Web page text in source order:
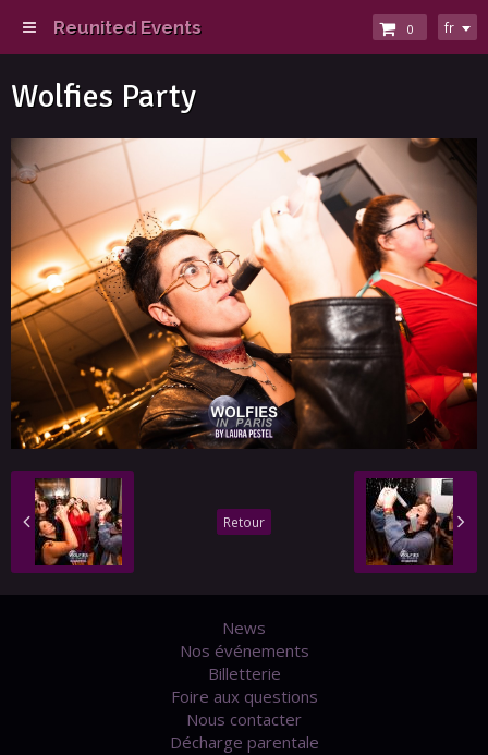
Reunited Events 0 fr
Wolfies Party
Retour
News
Nos événements
Billetterie
Foire aux questions
Nous contacter
Décharge parentale